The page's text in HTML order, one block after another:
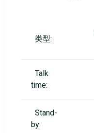
类型:
Talk
time:
Stand-
by: